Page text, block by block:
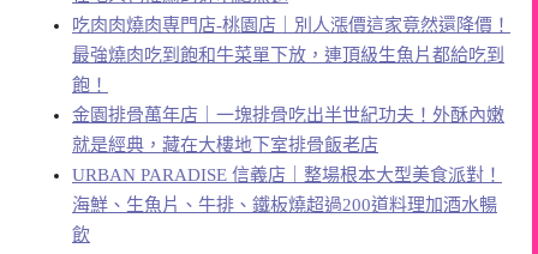
吃肉肉燒肉専門店-桃園店｜別人漲價這家竟然還降價！
最強燒肉吃到飽和牛菜單下放，連頂級生魚片都給吃到
飽！
金園排骨萬年店｜一塊排骨吃出半世紀功夫！外酥內嫩
就是經典，藏在大樓地下室排骨飯老店
URBAN PARADISE 信義店｜整場根本大型美食派對！
海鮮、生魚片、牛排、鐵板燒超過200道料理加酒水暢
飲